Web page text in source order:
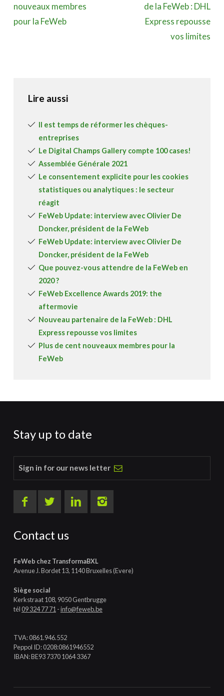
nouveaux membres
pour la FeWeb
de la FeWeb : DHL
Express repousse
vos limites
Lire aussi
Il est temps de réformer les chèques-
entreprises
Le Digital Champs Gallery compte 100 cases!
Assemblée Générale 2021
Le consentement explicite pour les cookies
statistiques ou analytiques : le secteur
réagit
FeWeb Update: interview avec Olivier De
Doncker, président de la FeWeb
FeWeb Update: interview avec Olivier De
Doncker, président de la FeWeb
Que pouvez-vous attendre de la FeWeb en
2020 ?
FeWeb Excellence Awards 2019: the
aftermovie
Nouveau partenaire de la FeWeb : DHL
Express repousse vos limites
Plus de cent nouveaux membres pour la
FeWeb
Stay up to date
Sign in for our news letter
Contact us
FeWeb chez TransformaBXL
Avenue J. Bordet 13, 1140 Bruxelles (Evere)
Siège social
Kerkstraat 108, 9050 Gentbrugge
tél09 324 77 71 -info@feweb.be
TVA: 0861.946.552
Peppol ID: 0208:0861946552
IBAN: BE93 7370 1064 3367